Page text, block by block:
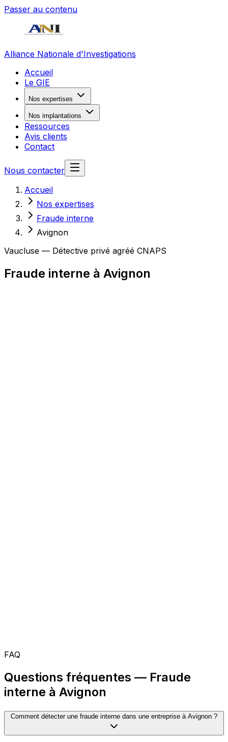
Passer au contenu
Alliance Nationale d'Investigations
Accueil
Le GIE
Nos expertises
Nos implantations
Ressources
Avis clients
Contact
Nous contacter
Accueil
Nos expertises
Fraude interne
Avignon
Vaucluse — Détective privé agréé CNAPS
Fraude interne à Avignon
FAQ
Questions fréquentes — Fraude
interne à Avignon
Comment détecter une fraude interne dans une entreprise à Avignon ?